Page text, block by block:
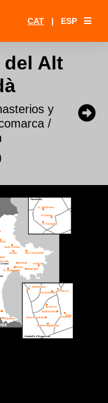
CAT | ESP
del Alt
y
/